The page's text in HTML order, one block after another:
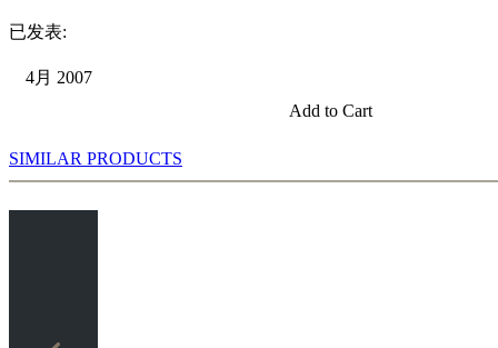
已发表:
4月 2007
Add to Cart
SIMILAR PRODUCTS